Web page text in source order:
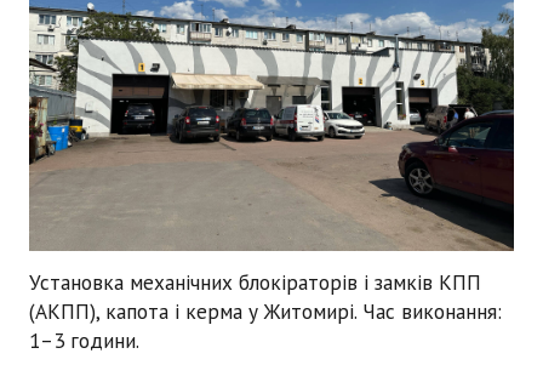
Установка механічних блокіраторів і замків КПП
(АКПП), капота і кермау Житомирі. Час виконання:
1–3 години.